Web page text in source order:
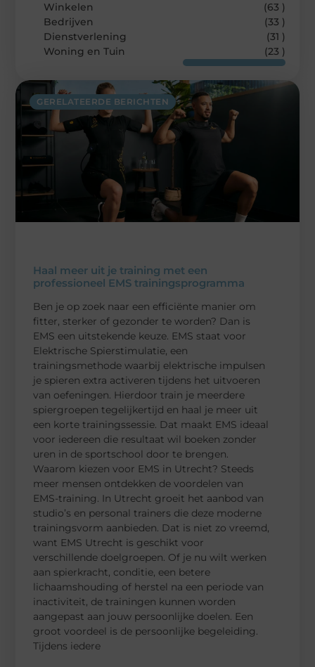
GERELATEERDE BERICHTEN
Haal meer uit je training met een
professioneel EMS trainingsprogramma
Ben je op zoek naar een efficiënte manier om
fitter, sterker of gezonder te worden? Dan is
EMS een uitstekende keuze. EMS staat voor
Elektrische Spierstimulatie, een
trainingsmethode waarbij elektrische impulsen
je spieren extra activeren tijdens het uitvoeren
van oefeningen. Hierdoor train je meerdere
spiergroepen tegelijkertijd en haal je meer uit
een korte trainingssessie. Dat maakt EMS ideaal
voor iedereen die resultaat wil boeken zonder
uren in de sportschool door te brengen.
Waarom kiezen voor EMS in Utrecht? Steeds
meer mensen ontdekken de voordelen van
EMS-training. In Utrecht groeit het aanbod van
studio’s en personal trainers die deze moderne
trainingsvorm aanbieden. Dat is niet zo vreemd,
want EMS Utrecht is geschikt voor
verschillende doelgroepen. Of je nu wilt werken
aan spierkracht, conditie, een betere
lichaamshouding of herstel na een periode van
inactiviteit, de trainingen kunnen worden
aangepast aan jouw persoonlijke doelen. Een
groot voordeel is de persoonlijke begeleiding.
Tijdens iedere
Winkelen
(63 )
Bedrijven
(33 )
Dienstverlening
(31 )
Woning en Tuin
(23 )